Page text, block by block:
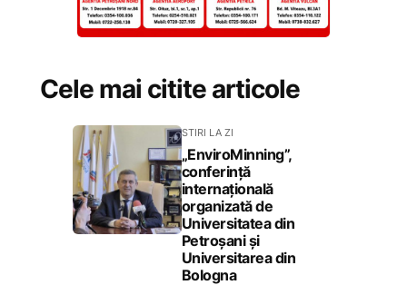
Cele mai citite articole
STIRI LA ZI
„EnviroMinning”,
conferință
internațională
organizată de
Universitatea din
Petroșani și
Universitarea din
Bologna